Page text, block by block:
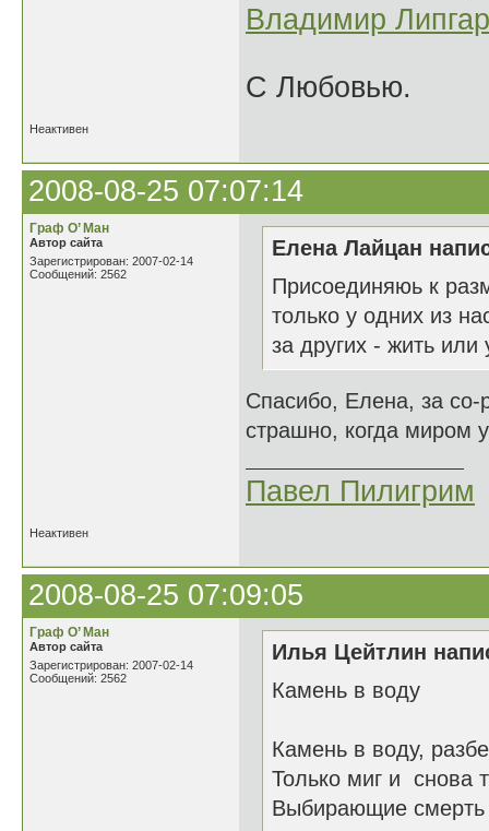
Владимир
С Любовью.
Неактивен
2008-08-25 07:07:14
Граф О’ Ман
Автор сайта
Зарегистрирован: 2007-02-14
Сообщений: 2562
Елена Лайцан
Присоединяюь к
только у одних из
за других - жить
Спасибо, Елена, за
страшно, когда миром
Павел Пилигрим
Неактивен
2008-08-25 07:09:05
Граф О’ Ман
Автор сайта
Зарегистрирован: 2007-02-14
Сообщений: 2562
Илья Цейтлин
Камень в воду
Камень в воду,
Только миг и снова
Выбирающие смерть